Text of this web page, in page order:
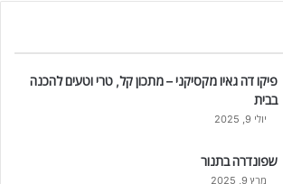
פיקו דה גאיו מקסיקני – מתכון קל, טרי וטעים להכנה
בבית
יולי 9, 2025
שפונדרה בתנור
מרץ 9, 2025